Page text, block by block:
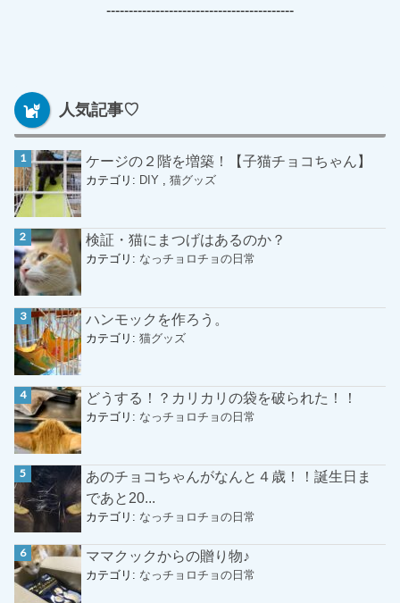
------------------------------------------
人気記事♡
ケージの２階を増築！【子猫チョコちゃん】
カテゴリ: DIY ,猫グッズ
検証・猫にまつげはあるのか？
カテゴリ: なっチョロチョの日常
ハンモックを作ろう。
カテゴリ:猫グッズ
どうする！？カリカリの袋を破られた！！
カテゴリ: なっチョロチョの日常
あのチョコちゃんがなんと４歳！！誕生日ま
であと20...
カテゴリ: なっチョロチョの日常
ママクックからの贈り物♪
カテゴリ: なっチョロチョの日常